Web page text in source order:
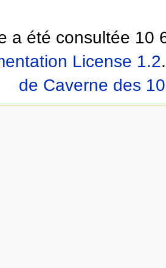
a été consultée 10
License 1.2.
de Caverne des